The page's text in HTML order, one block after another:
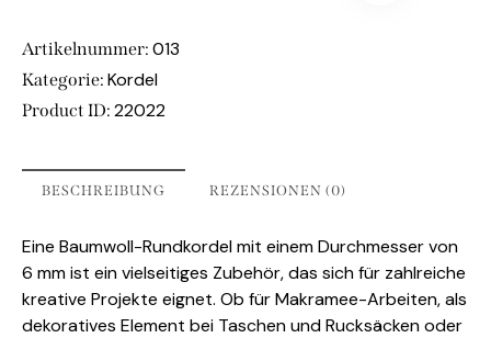
Artikelnummer: 013
Kategorie: Kordel
Product ID: 22022
BESCHREIBUNG REZENSIONEN (0)
Eine Baumwoll-Rundkordel mit einem Durchmesser von
6 mm ist ein vielseitiges Zubehör, das sich für zahlreiche
kreative Projekte eignet. Ob für Makramee-Arbeiten, als
dekoratives Element bei Taschen und Rucksäcken oder